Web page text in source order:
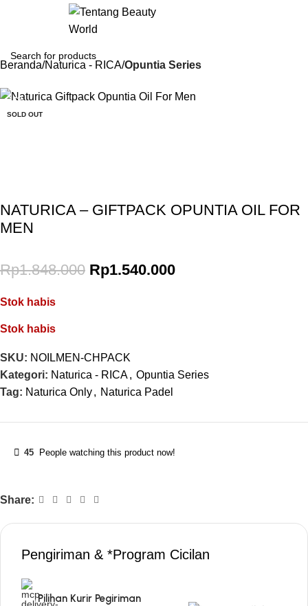
Beranda Naturica - RICA Opuntia Series
-17%
SOLD OUT
NATURICA – GIFTPACK OPUNTIA OIL FOR
MEN
Rp1.848.000 Rp1.540.000
Stok habis
Stok habis
SKU: NOILMEN-CHPACK
Kategori: Naturica - RICA, Opuntia Series
Tag: Naturica Only, Naturica Padel
45 People watching this product now!
Share:
Pengiriman & *Program Cicilan
Pilihan Kurir Pegiriman